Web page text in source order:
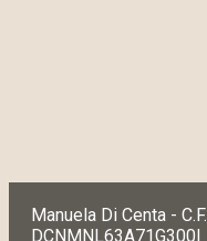
Manuela Di Centa - C.F.
DCNMNL63A71G300I